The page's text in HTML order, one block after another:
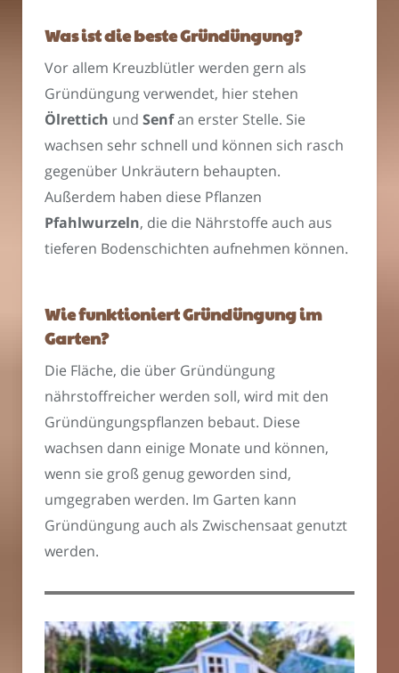
Was ist die beste Gründüngung?
Vor allem Kreuzblütler werden gern als
Gründüngung verwendet, hier stehen
Ölrettich und Senfan erster Stelle. Sie
wachsen sehr schnell und können sich rasch
gegenüber Unkräutern behaupten.
Außerdem haben diese Pflanzen
Pfahlwurzeln, die die Nährstoffe auch aus
tieferen Bodenschichten aufnehmen können.
Wie funktioniert Gründüngung im
Garten?
Die Fläche, die über Gründüngung
nährstoffreicher werden soll, wird mit den
Gründüngungspflanzen bebaut. Diese
wachsen dann einige Monate und können,
wenn sie groß genug geworden sind,
umgegraben werden. Im Garten kann
Gründüngung auch als Zwischensaat genutzt
werden.